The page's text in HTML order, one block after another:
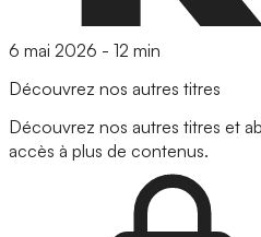
6 mai 2026 - 12 min
Découvrez nos autres titres
Découvrez nos autres titres et
accès à plus de contenus.